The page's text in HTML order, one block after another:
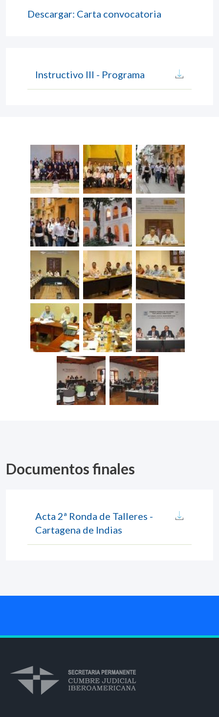
Descargar: Carta convocatoria
Instructivo III - Programa
Documentos finales
Acta 2ª Ronda de Talleres -
Cartagena de Indias